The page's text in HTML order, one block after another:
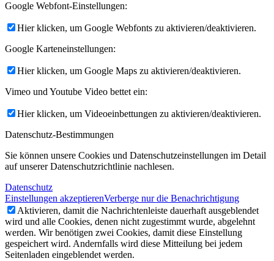
Google Webfont-Einstellungen:
Hier klicken, um Google Webfonts zu aktivieren/deaktivieren.
Google Karteneinstellungen:
Hier klicken, um Google Maps zu aktivieren/deaktivieren.
Vimeo und Youtube Video bettet ein:
Hier klicken, um Videoeinbettungen zu aktivieren/deaktivieren.
Datenschutz-Bestimmungen
Sie können unsere Cookies und Datenschutzeinstellungen im Detail
auf unserer Datenschutzrichtlinie nachlesen.
Datenschutz
Einstellungen akzeptierenVerberge nur die Benachrichtigung
Aktivieren, damit die Nachrichtenleiste dauerhaft ausgeblendet
wird und alle Cookies, denen nicht zugestimmt wurde, abgelehnt
werden. Wir benötigen zwei Cookies, damit diese Einstellung
gespeichert wird. Andernfalls wird diese Mitteilung bei jedem
Seitenladen eingeblendet werden.